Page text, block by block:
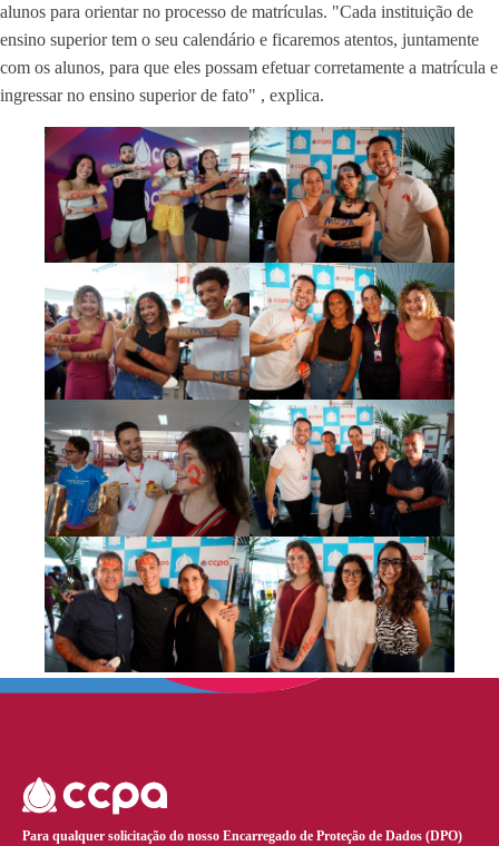
alunos para orientar no processo de matrículas. "Cada instituição de
ensino superior tem o seu calendário e ficaremos atentos, juntamente
com os alunos, para que eles possam efetuar corretamente a matrícula e
ingressar no ensino superior de fato" , explica.
Para qualquer solicitação do nosso Encarregado de Proteção de Dados (DPO)